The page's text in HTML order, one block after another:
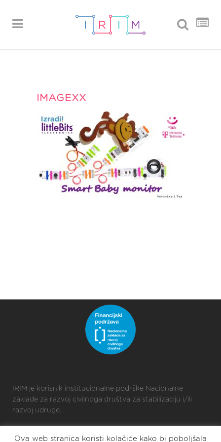
IMAGEXX
IRIM je korisnik institucionalne podrške Nacionalne
zaklade za razvoj civilnoga društva za stabilizaciju i/ili
razvoj udruge.
Ova web stranica koristi kolačiće kako bi poboljšala